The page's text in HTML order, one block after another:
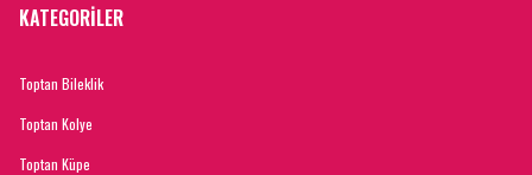
KATEGORİLER
Toptan Bileklik
Toptan Kolye
Toptan Küpe